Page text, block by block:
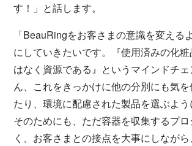
す！」と話します。
「BeauRingをお客さまの意識を変える
にしていきたいです。『使用済みの化
はなく資源である』というマインドチ
ん、これをきっかけに他の分別にも気
たり、環境に配慮された製品を選ぶよう
そのためにも、ただ容器を収集するプ
く、お客さまとの接点を大事にしなが